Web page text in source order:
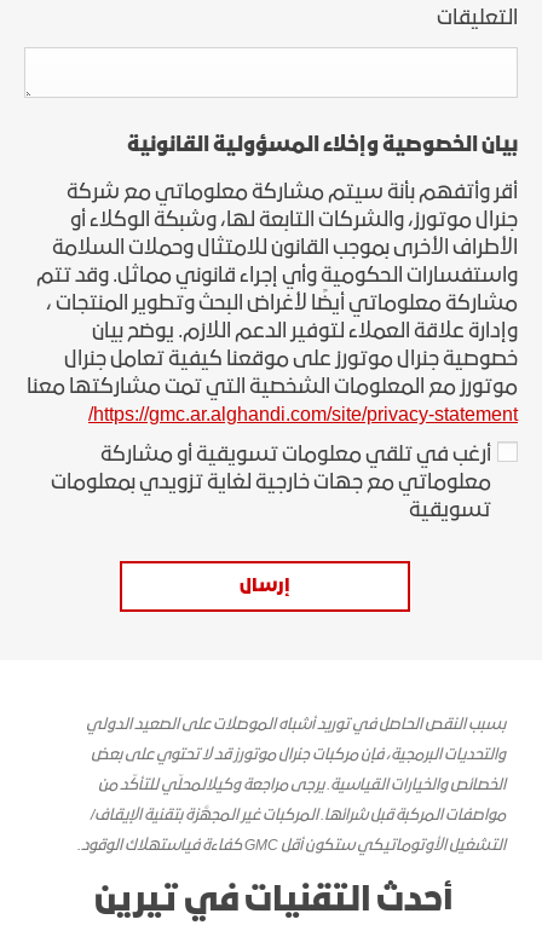
التعليقات
بيان الخصوصية وإخلاء المسؤولية القانونية
أقر وأتفهم بأنة سيتم مشاركة معلوماتي مع شركة
جنرال موتورز، والشركات التابعة لها، وشبكة الوكلاء أو
الأطراف الأخرى بموجب القانون للامتثال وحملات السلامة
واستفسارات الحكومية وأي إجراء قانوني مماثل. وقد تتم
مشاركة معلوماتي أيضًا لأغراض البحث وتطوير المنتجات ،
وإدارة علاقة العملاء لتوفير الدعم اللازم. يوضح بيان
خصوصية جنرال موتورز على موقعنا كيفية تعامل جنرال
موتورز مع المعلومات الشخصية التي تمت مشاركتها معنا
https://gmc.ar.alghandi.com/site/privacy-statement/
أرغب في تلقي معلومات تسويقية أو مشاركة
معلوماتي مع جهات خارجية لغاية تزويدي بمعلومات
تسويقية
إرسال
بسبب النقص الحاصل في توريد أشباه الموصلات على الصعيد الدولي
والتحديات البرمجية، فإن مركبات جنرال موتورز قد لا تحتوي على بعض
الخصائص والخيارات القياسية. يرجى مراجعة وكيلالمحلّي للتأكّد من
مواصفات المركبة قبل شرائها. المركبات غير المجهَّزة بتقنية الإيقاف/
التشغيل الأوتوماتيكيستكونأقل GMC كفاءةفياستهلاك الوقود.
أحدث التقنيات في تيرين